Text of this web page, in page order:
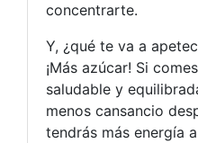
concentrarte.
Y, ¿qué te va a
¡Más azúcar! Si
saludable y
menos cansancio
tendrás más energía